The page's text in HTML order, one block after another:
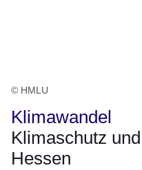
© HMLU
Klimawandel
Klimaschutz
Hessen